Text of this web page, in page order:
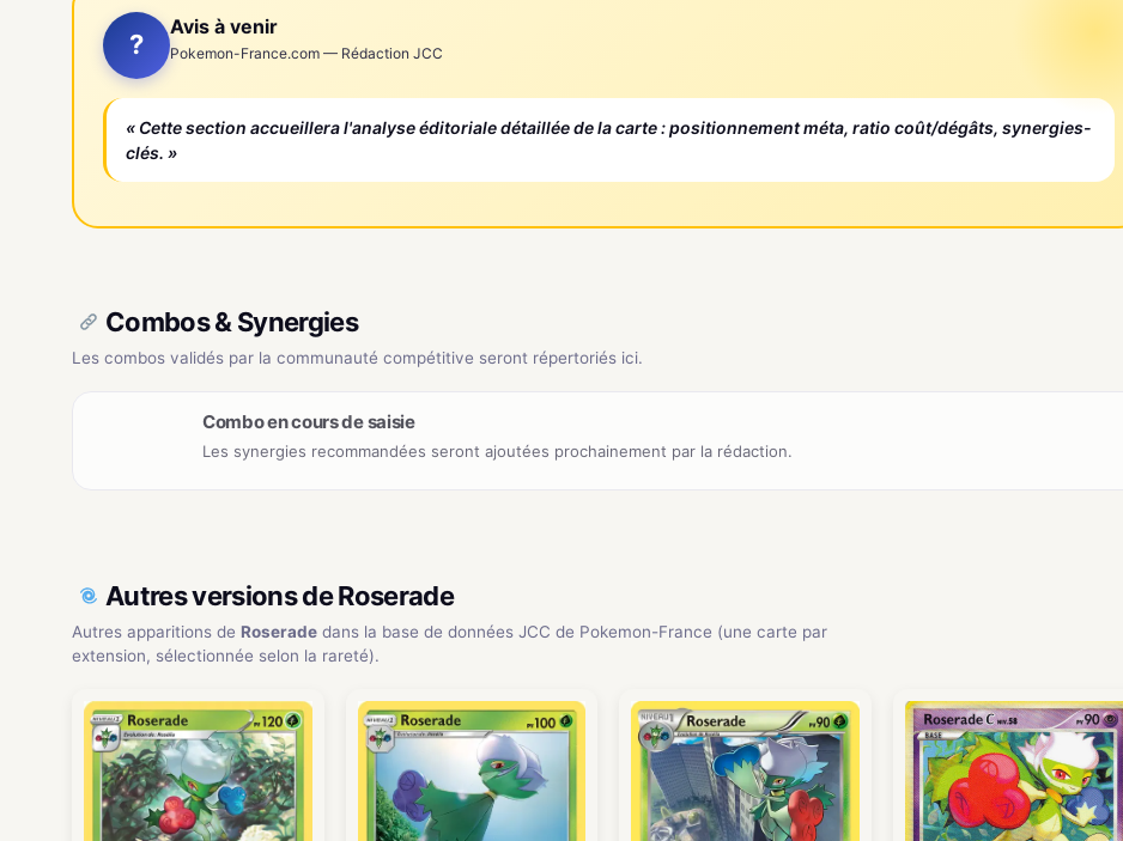
?
Avis à venir
Pokemon-France.com — Rédaction JCC
« Cette section accueillera l'analyse éditoriale détaillée de la carte : positionnement méta, ratio coût/dégâts, synergies-
clés. »
Combos & Synergies
Les combos validés par la communauté compétitive seront répertoriés ici.
Combo en cours de saisie
Les synergies recommandées seront ajoutées prochainement par la rédaction.
Autres versions de Roserade
Autres apparitions de Roserade dans la base de données JCC de Pokemon-France (une carte par
extension, sélectionnée selon la rareté).